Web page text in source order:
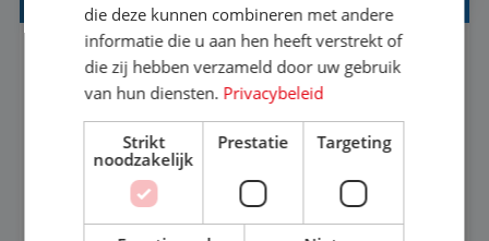
Nijmegen Baan 33-36 uur MBO
Jij vindt de mooiste plekjes ter wereld en geeft
eenoudergezinnen én singles de meest
onvergetelijke vakanties van hun leven, hoe gaaf
is dat? Ben jij de commerciële professional die
die deze kunnen combineren met andere
informatie die u aan hen heeft verstrekt of
die zij hebben verzameld door uw gebruik
van hun diensten. Privacybeleid
Strikt
noodzakelijk
Prestatie Targeting